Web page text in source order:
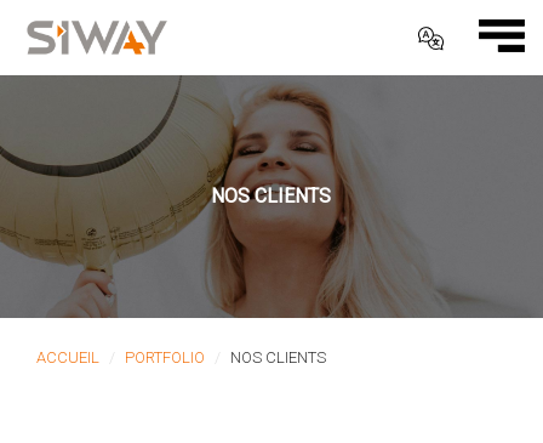
NOS CLIENTS
ACCUEIL PORTFOLIO NOS CLIENTS